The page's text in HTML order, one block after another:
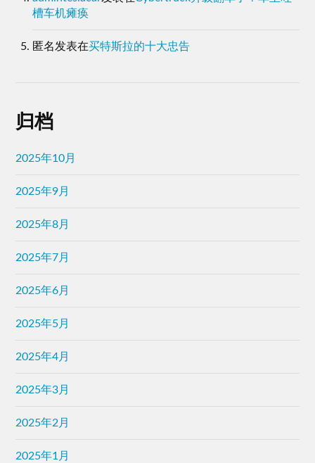
槽车机瘫痪
匿名发表在买特斯拉的十大忠告
归档
2025年10月
2025年9月
2025年8月
2025年7月
2025年6月
2025年5月
2025年4月
2025年3月
2025年2月
2025年1月